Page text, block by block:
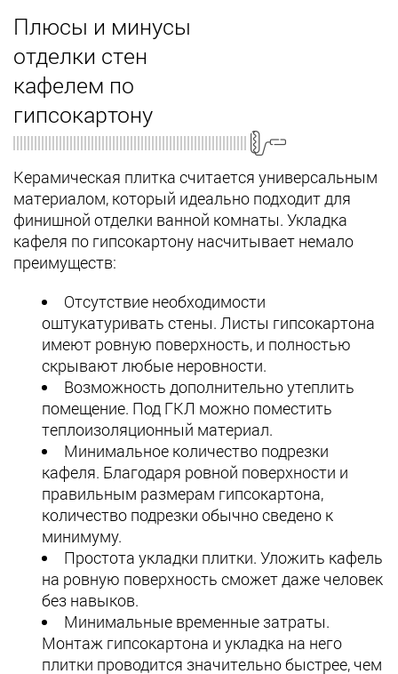
Плюсы и минусы
отделки стен
кафелем по
гипсокартону
Керамическая плитка считается универсальным
материалом, который идеально подходит для
финишной отделки ванной комнаты. Укладка
кафеля по гипсокартону насчитывает немало
преимуществ:
Отсутствие необходимости
оштукатуривать стены. Листы гипсокартона
имеют ровную поверхность, и полностью
скрывают любые неровности.
Возможность дополнительно утеплить
помещение. Под ГКЛ можно поместить
теплоизоляционный материал.
Минимальное количество подрезки
кафеля. Благодаря ровной поверхности и
правильным размерам гипсокартона,
количество подрезки обычно сведено к
минимуму.
Простота укладки плитки. Уложить кафель
на ровную поверхность сможет даже человек
без навыков.
Минимальные временные затраты.
Монтаж гипсокартона и укладка на него
плитки проводится значительно быстрее, чем